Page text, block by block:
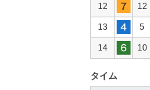
12 12
13 5
14 10
タイム